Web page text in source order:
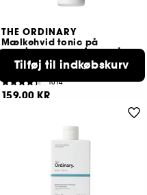
THE ORDINARY
Mælkehvid tonic på
saccharomyces-fermenter
30 %
Blid eksfolierende tonic
1014
159,00 KR
Tilføj til indkøbskurv